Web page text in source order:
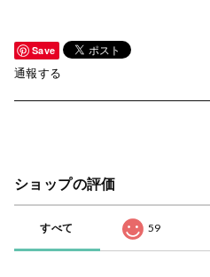
Save
通報する
ショップの評価
すべて 59